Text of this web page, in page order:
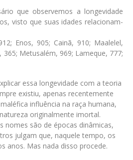
que observemos a longevidade
visto que suas idades relacionam-
Enos, 905; Cainã, 910; Maalelel,
365; Metusalém, 969; Lameque, 777;
essa longevidade com a teoria
existiu, apenas recentemente
influência na raça humana,
originalmente imortal.
nomes são de épocas dinâmicas,
julgam que, naquele tempo, os
anos. Mas nada disso procede.